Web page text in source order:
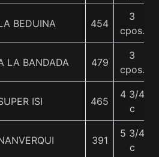
BEDUINA 454
3
cpos.
LA BANDADA 479
3
cpos.
ISI 465
4 3/4
c
391
5 3/4
c